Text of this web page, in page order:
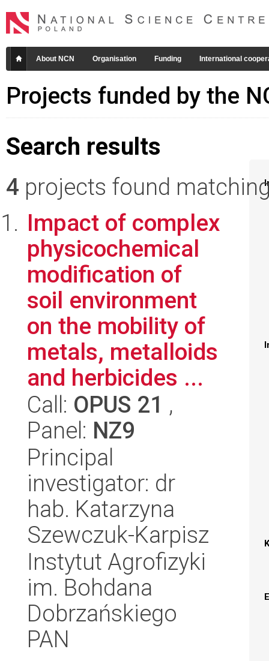
About NCN Organisation Funding International
Projects funded by the
Search results
4 projects found
Impact of complex
physicochemical
modification of
soil environment
on the mobility of
metals, metalloids
and herbicides ...
Call: OPUS 21 ,
Panel: NZ9
Principal
investigator: dr
hab. Katarzyna
Szewczuk-Karpisz
Instytut Agrofizyki
im. Bohdana
Dobrzańskiego
PAN